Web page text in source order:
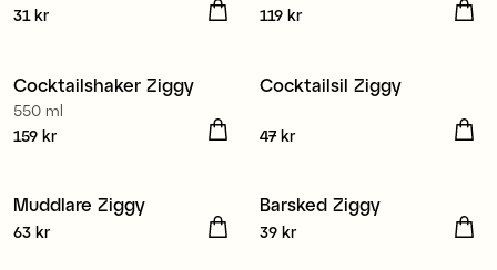
Pris:
31 kr Pris:119 kr
119 kr
Cocktailshaker Ziggy
550 ml
Pris :159 kr
159 kr
Cocktailsil Ziggy
Pris:
47 kr
Muddlare Ziggy
Pris:
63 kr
Barsked Ziggy
Pris:
39 kr